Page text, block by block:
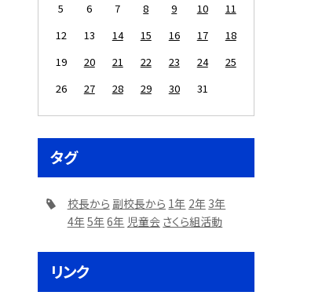
5
6 7 8 9 10
11
12
13 14 15 16 17
18
19
20 21 22 23 24
25
26
27 28 29 30 31
タグ
校長から 副校長から 1年 2年 3年
4年5年6年 児童会 さくら組活動
リンク